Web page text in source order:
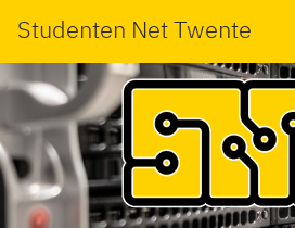
Studenten Net Twente